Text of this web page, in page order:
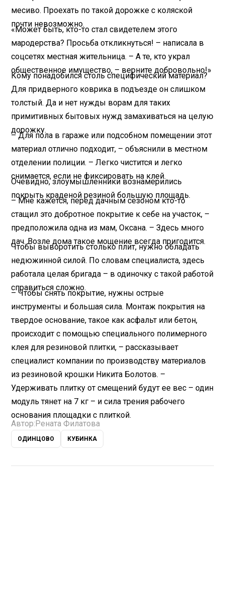
месиво. Проехать по такой дорожке с коляской
почти невозможно.
«Может быть, кто-то стал свидетелем этого
мародерства? Просьба откликнуться! – написала в
соцсетях местная жительница. – А те, кто украл
общественное имущество, – верните добровольно!»
Кому понадобился столь специфический материал?
Для придверного коврика в подъезде он слишком
толстый. Да и нет нужды ворам для таких
примитивных бытовых нужд замахиваться на целую
дорожку.
– Для пола в гараже или подсобном помещении этот
материал отлично подходит, – объяснили в местном
отделении полиции. – Легко чистится и легко
снимается, если не фиксировать на клей.
Очевидно, злоумышленники вознамерились
покрыть краденой резиной большую площадь.
– Мне кажется, перед дачным сезоном кто-то
стащил это добротное покрытие к себе на участок, –
предположила одна из мам, Оксана. – Здесь много
дач. Возле дома такое мощение всегда пригодится.
Чтобы выворотить столько плит, нужно обладать
недюжинной силой. По словам специалиста, здесь
работала целая бригада – в одиночку с такой работой
справиться сложно.
– Чтобы снять покрытие, нужны острые
инструменты и большая сила. Монтаж покрытия на
твердое основание, такое как асфальт или бетон,
происходит с помощью специального полимерного
клея для резиновой плитки, – рассказывает
специалист компании по производству материалов
из резиновой крошки Никита Болотов. –
Удерживать плитку от смещений будут ее вес – один
модуль тянет на 7 кг – и сила трения рабочего
основания площадки с плиткой.
Автор:Рената Филатова
ОДИНЦОВО КУБИНКА